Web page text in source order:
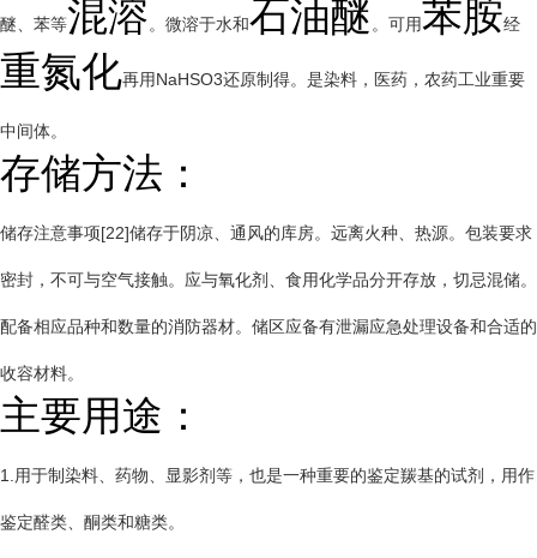
醚、苯等混溶。微溶于水和石油醚 。可用苯胺经
重氮化再用NaHSO3还原制得。是染料，医药，农药工业重要
中间体。
存储方法：
储存注意事项[22]储存于阴凉、通风的库房。远离火种、热源。包装要求
密封，不可与空气接触。应与氧化剂、食用化学品分开存放，切忌混储。
配备相应品种和数量的消防器材。储区应备有泄漏应急处理设备和合适的
收容材料。
主要用途：
1.用于制染料、药物、显影剂等，也是一种重要的鉴定羰基的试剂，用作
鉴定醛类、酮类和糖类。